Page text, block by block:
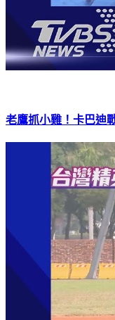
老鷹抓小雞！卡巴迪